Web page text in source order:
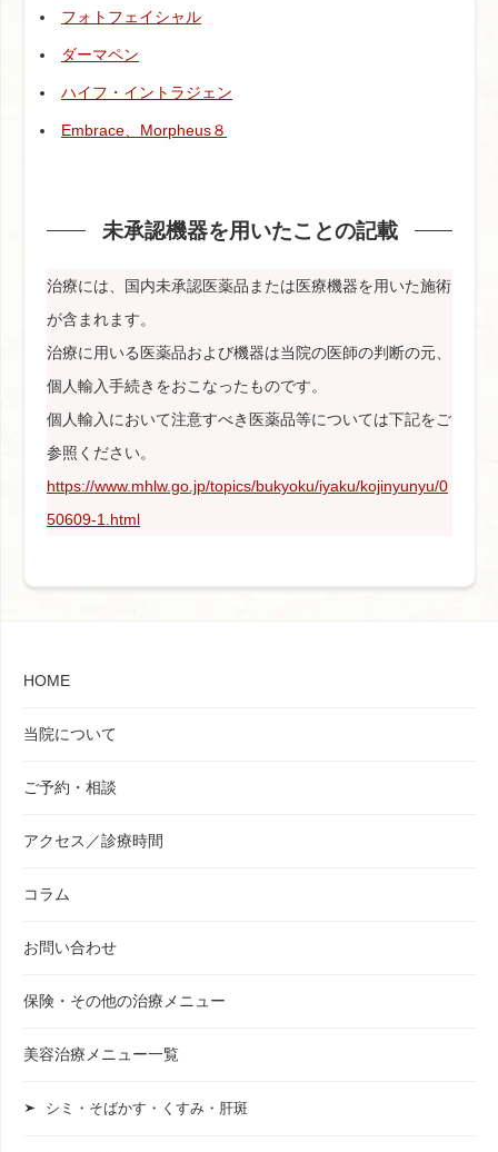
フォトフェイシャル
ダーマペン
ハイフ・イントラジェン
Embrace、Morpheus８
未承認機器を用いたことの記載
治療には、国内未承認医薬品または医療機器を用いた施術
が含まれます。
治療に用いる医薬品および機器は当院の医師の判断の元、
個人輸入手続きをおこなったものです。
個人輸入において注意すべき医薬品等については下記をご
参照ください。
https://www.mhlw.go.jp/topics/bukyoku/iyaku/kojinyunyu/0
50609-1.html
HOME
当院について
ご予約・相談
アクセス／診療時間
コラム
お問い合わせ
保険・その他の治療メニュー
美容治療メニュー一覧
シミ・そばかす・くすみ・肝斑